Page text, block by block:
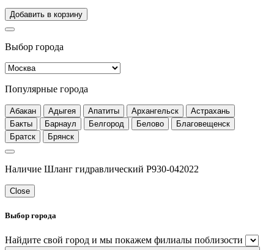
Добавить в корзину
Выбор города
Популярные города
Абакан Адыгея Апатиты Архангельск
Астрахань
Бакты
Барнаул Белгород Белово
Благовещенск
Братск
Брянск
Наличие Шланг гидравлический P930-042022
Close
Выбор города
Найдите свой город и мы покажем филиалы поблизости